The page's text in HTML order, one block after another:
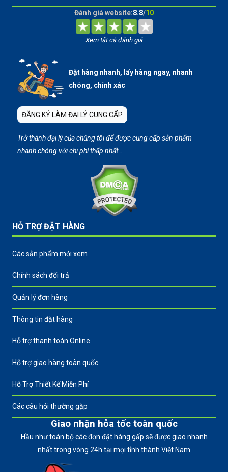
Đánh giá website:8.8/10
Xem tất cả đánh giá
Đặt hàng nhanh, lấy hàng ngay, nhanh
chóng, chính xác
ĐĂNG KÝ LÀM ĐẠI LÝ CUNG CẤP
Trở thành đại lý của chúng tôi để được cung cấp sản phẩm
nhanh chóng với chi phí thấp nhất…
HỖ TRỢ ĐẶT HÀNG
Các sản phẩm mới xem
Chính sách đổi trả
Quản lý đơn hàng
Thông tin đặt hàng
Hỗ trợ thanh toán Online
Hỗ trợ giao hàng toàn quốc
Hỗ Trợ Thiết Kế Miễn Phí
Các câu hỏi thường gặp
Giao nhận hỏa tốc toàn quốc
Hầu như toàn bộ các đơn đặt hàng gấp sẽ được giao nhanh
nhất trong vòng 24h tại mọi tỉnh thành Việt Nam